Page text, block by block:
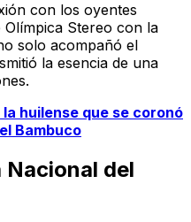
con los oyentes
Stereo con la
solo acompañó el
la esencia de una
huilense que se coronó
Bambuco
Nacional del